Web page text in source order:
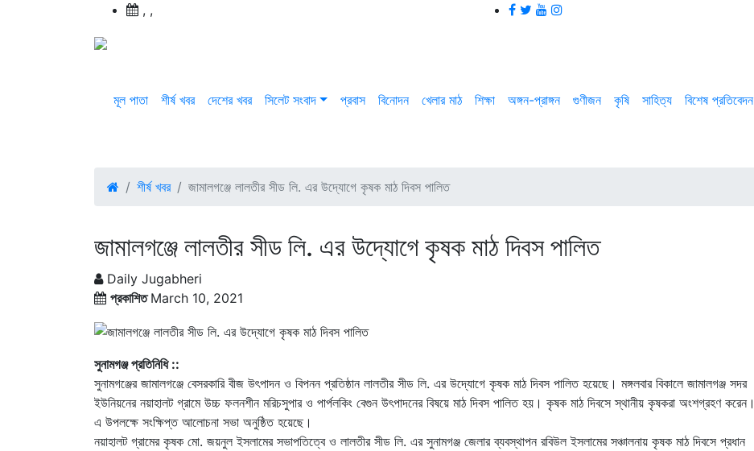
, ,
মূল পাতা শীর্ষ খবর দেশের খবর সিলেট সংবাদ প্রবাস বিনোদন খেলার মাঠ শিক্ষা অঙ্গন-প্রাঙ্গন গুণীজন কৃষি সাহিত্য বিশেষ প্রতিবেদন
শীর্ষ খবর জামালগঞ্জে লালতীর সীড লি. এর উদ্যোগে কৃষক মাঠ দিবস পালিত
জামালগঞ্জে লালতীর সীড লি. এর উদ্যোগে কৃষক মাঠ দিবস পালিত
Daily Jugabheri
প্রকাশিতMarch 10, 2021
সুনামগঞ্জ প্রতিনিধি ::
সুনামগঞ্জের জামালগঞ্জে বেসরকারি বীজ উৎপাদন ও বিপনন প্রতিষ্ঠান লালতীর সীড লি. এর উদ্যোগে কৃষক মাঠ দিবস পালিত হয়েছে। মঙ্গলবার বিকালে জামালগঞ্জ সদর
ইউনিয়নের নয়াহালট গ্রামে উচ্চ ফলনশীন মরিচসুপার ও পার্পলকিং বেগুন উৎপাদনের বিষয়ে মাঠ দিবস পালিত হয়। কৃষক মাঠ দিবসে স্থানীয় কৃষকরা অংশগ্রহণ করেন।
এ উপলক্ষে সংক্ষিপ্ত আলোচনা সভা অনুষ্ঠিত হয়েছে।
নয়াহালট গ্রামের কৃষক মো. জয়নুল ইসলামের সভাপতিত্বে ও লালতীর সীড লি. এর সুনামগঞ্জ জেলার ব্যবস্থাপন রবিউল ইসলামের সঞ্চালনায় কৃষক মাঠ দিবসে প্রধান